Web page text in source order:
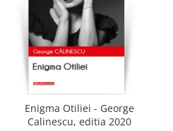
Enigma Otiliei - George
Calinescu, editia 2020